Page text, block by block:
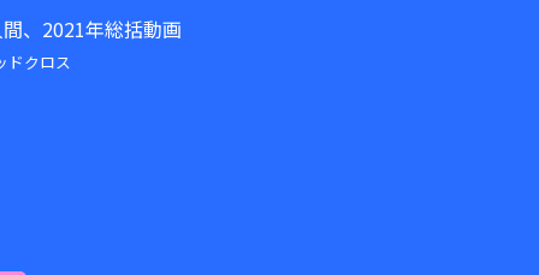
、2021年総括動画
ドクロス